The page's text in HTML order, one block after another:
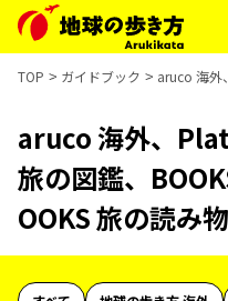
TOP ガイドブック aruco 海外
aruco 海外、Plat
旅の図鑑、
OOKS 旅の読み